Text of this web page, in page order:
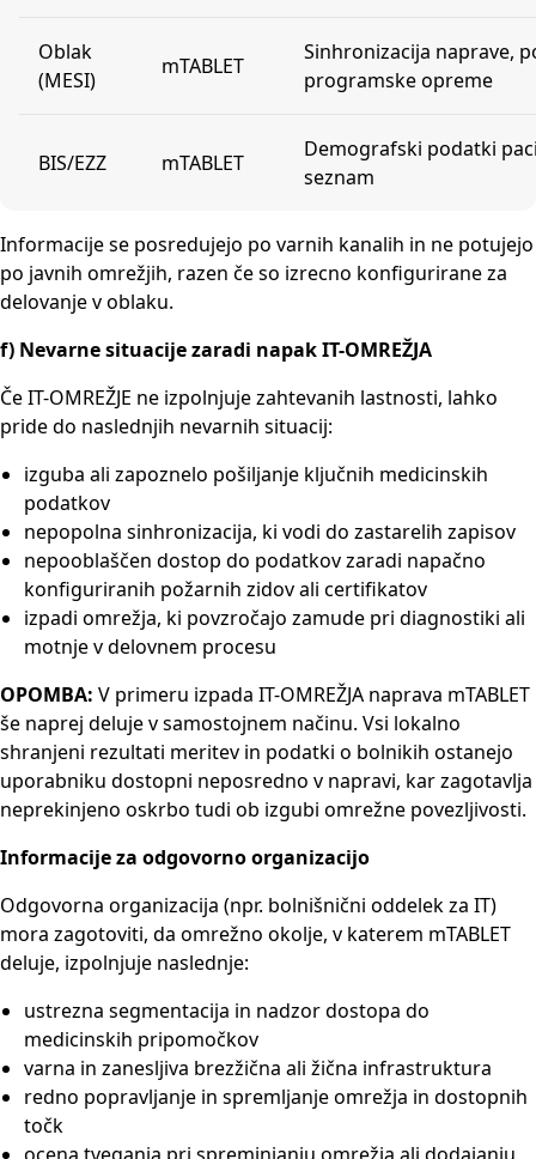
Oblak
(MESI)
mTABLET
Sinhronizacija naprave,
programske opreme
BIS/EZZ mTABLET
Demografski podatki
seznam
Informacije se posredujejo po varnih kanalih in ne potujejo
po javnih omrežjih, razen če so izrecno konfigurirane za
delovanje v oblaku.
f) Nevarne situacije zaradi napak IT-OMREŽJA
Če IT-OMREŽJE ne izpolnjuje zahtevanih lastnosti, lahko
pride do naslednjih nevarnih situacij:
izguba ali zapoznelo pošiljanje ključnih medicinskih
podatkov
nepopolna sinhronizacija, ki vodi do zastarelih zapisov
nepooblaščen dostop do podatkov zaradi napačno
konfiguriranih požarnih zidov ali certifikatov
izpadi omrežja, ki povzročajo zamude pri diagnostiki ali
motnje v delovnem procesu
OPOMBA: V primeru izpada IT-OMREŽJA naprava mTABLET
še naprej deluje v samostojnem načinu. Vsi lokalno
shranjeni rezultati meritev in podatki o bolnikih ostanejo
uporabniku dostopni neposredno v napravi, kar zagotavlja
neprekinjeno oskrbo tudi ob izgubi omrežne povezljivosti.
Informacije za odgovorno organizacijo
Odgovorna organizacija (npr. bolnišnični oddelek za IT)
mora zagotoviti, da omrežno okolje, v katerem mTABLET
deluje, izpolnjuje naslednje:
ustrezna segmentacija in nadzor dostopa do
medicinskih pripomočkov
varna in zanesljiva brezžična ali žična infrastruktura
redno popravljanje in spremljanje omrežja in dostopnih
točk